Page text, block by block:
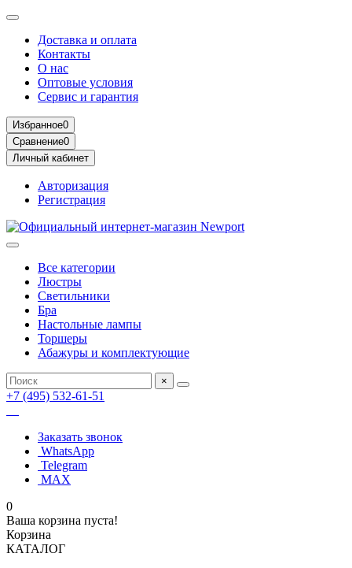
Доставка и оплата
Контакты
О нас
Оптовые условия
Сервис и гарантия
Избранное0
Сравнение0
Личный кабинет
Авторизация
Регистрация
Все категории
Люстры
Светильники
Бра
Настольные лампы
Торшеры
Абажуры и комплектующие
×
+7 (495) 532-61-51
Заказать звонок
WhatsApp
Telegram
MAX
0
Ваша корзина пуста!
Корзина
КАТАЛОГ